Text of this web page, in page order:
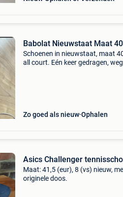
Babolat Nieuwstaat Maat
Schoenen in nieuwstaat, maat
all court. Eén keer gedragen,
Zo goed als nieuw Ophalen
Asics Challenger
Maat: 41,5 (eur), 8 (vs) nieuw,
originele doos.